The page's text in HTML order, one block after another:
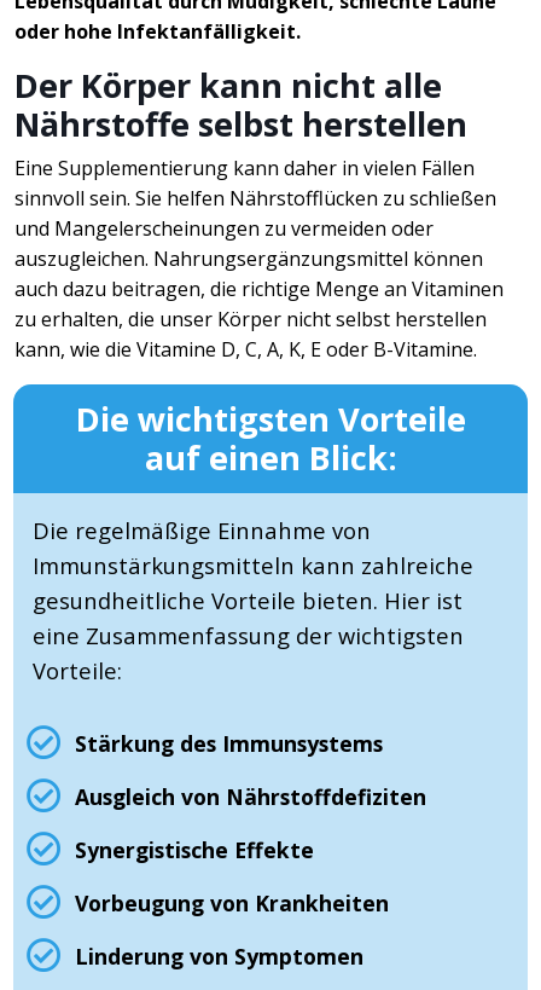
oder hohe Infektanfälligkeit.
Der Körper kann nicht alle
Nährstoffe selbst herstellen
Eine Supplementierung kann daher in vielen Fällen
sinnvoll sein. Sie helfen Nährstofflücken zu schließen
und Mangelerscheinungen zu vermeiden oder
auszugleichen. Nahrungsergänzungsmittel können
auch dazu beitragen, die richtige Menge an Vitaminen
zu erhalten, die unser Körper nicht selbst herstellen
kann, wie die Vitamine D, C, A, K, E oder B-Vitamine.
Die wichtigsten Vorteile
auf einen Blick:
Die regelmäßige Einnahme von
Immunstärkungsmitteln kann zahlreiche
gesundheitliche Vorteile bieten. Hier ist
eine Zusammenfassung der wichtigsten
Vorteile:
Stärkung des Immunsystems
Ausgleich von Nährstoffdefiziten
Synergistische Effekte
Vorbeugung von Krankheiten
Linderung von Symptomen